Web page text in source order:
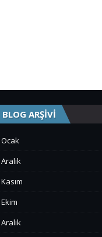
BLOG ARŞİVİ
Ocak
Aralık
Kasım
Ekim
Aralık